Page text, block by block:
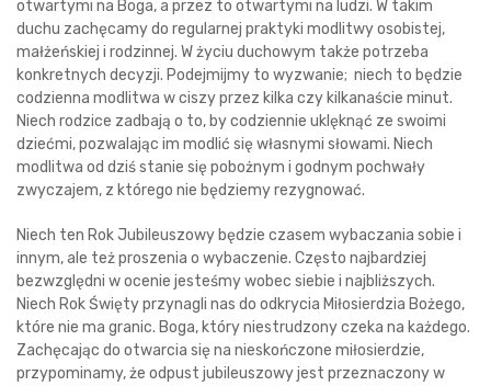
otwartymi na Boga, a przez to otwartymi na ludzi. W takim
duchu zachęcamy do regularnej praktyki modlitwy osobistej,
małżeńskiej i rodzinnej. W życiu duchowym także potrzeba
konkretnych decyzji. Podejmijmy to wyzwanie; niech to będzie
codzienna modlitwa w ciszy przez kilka czy kilkanaście minut.
Niech rodzice zadbają o to, by codziennie uklęknąć ze swoimi
dziećmi, pozwalając im modlić się własnymi słowami. Niech
modlitwa od dziś stanie się pobożnym i godnym pochwały
zwyczajem, z którego nie będziemy rezygnować.
Niech ten Rok Jubileuszowy będzie czasem wybaczania sobie i
innym, ale też proszenia o wybaczenie. Często najbardziej
bezwzględni w ocenie jesteśmy wobec siebie i najbliższych.
Niech Rok Święty przynagli nas do odkrycia Miłosierdzia Bożego,
które nie ma granic. Boga, który niestrudzony czeka na każdego.
Zachęcając do otwarcia się na nieskończone miłosierdzie,
przypominamy, że odpust jubileuszowy jest przeznaczony w